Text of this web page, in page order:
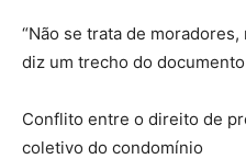
“Não se trata de
diz um trecho do
Conflito entre o direito de
coletivo do condomínio